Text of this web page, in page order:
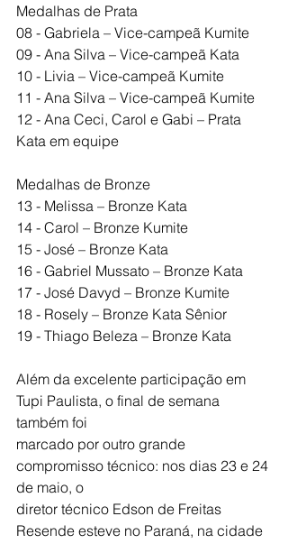
Medalhas de Prata
08 - Gabriela – Vice-campeã Kumite
09 - Ana Silva – Vice-campeã Kata
10 - Livia – Vice-campeã Kumite
11 - Ana Silva – Vice-campeã Kumite
12 - Ana Ceci, Carol e Gabi – Prata
Kata em equipe
Medalhas de Bronze
13 - Melissa – Bronze Kata
14 - Carol – Bronze Kumite
15 - José – Bronze Kata
16 - Gabriel Mussato – Bronze Kata
17 - José Davyd – Bronze Kumite
18 - Rosely – Bronze Kata Sênior
19 - Thiago Beleza – Bronze Kata
Além da excelente participação em
Tupi Paulista, o final de semana
também foi
marcado por outro grande
compromisso técnico: nos dias 23 e 24
de maio, o
diretor técnico Edson de Freitas
Resende esteve no Paraná, na cidade